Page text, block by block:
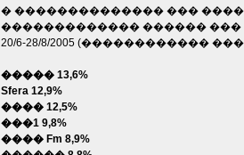
� �������������� ���
������������� ������ ���
20/6-28/8/2005
����� 13,6%
Sfera 12,9%
���� 12,5%
���1 9,8%
���� Fm 8,9%